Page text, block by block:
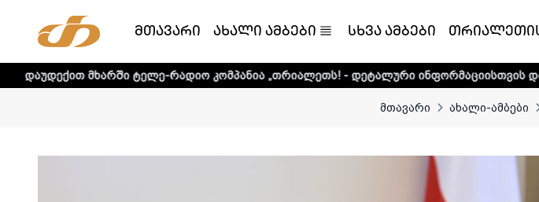
მთავარი ახალი ამბები სხვა ამბები
ტელე-რადიო კომპანია „თრიალეთს! - დეტალური ინფორმაციისთვის დააკლიკეთ
მთავარი ახალი-ამბები